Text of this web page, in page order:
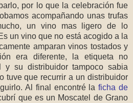
por lo que la celebración fue
acompañando unas trufas
un vino mas ligero de lo
un vino que no está acogido a la
amparan vinos tostados y
era diferente, la etiqueta no
y su distribuidor tampoco sabia
tuve que recurrir a un distribuidor
Al final encontré laficha de
que es un Moscatel de Grano